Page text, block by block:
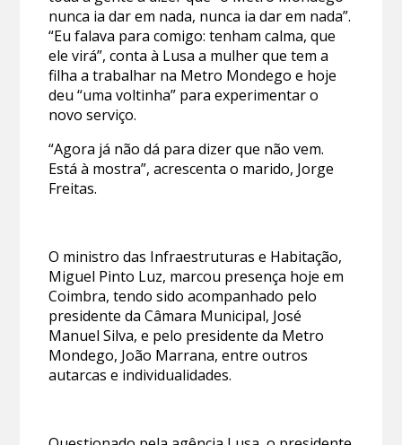
nunca ia dar em nada, nunca ia dar em nada”.
“Eu falava para comigo: tenham calma, que
ele virá”, conta à Lusa a mulher que tem a
filha a trabalhar na Metro Mondego e hoje
deu “uma voltinha” para experimentar o
novo serviço.
“Agora já não dá para dizer que não vem.
Está à mostra”, acrescenta o marido, Jorge
Freitas.
O ministro das Infraestruturas e Habitação,
Miguel Pinto Luz, marcou presença hoje em
Coimbra, tendo sido acompanhado pelo
presidente da Câmara Municipal, José
Manuel Silva, e pelo presidente da Metro
Mondego, João Marrana, entre outros
autarcas e individualidades.